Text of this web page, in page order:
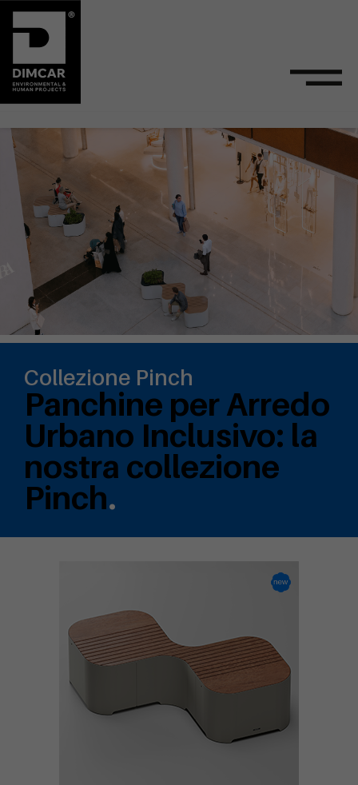
Collezione Pinch
Panchine per Arredo
Urbano Inclusivo: la
nostra collezione
Pinch.